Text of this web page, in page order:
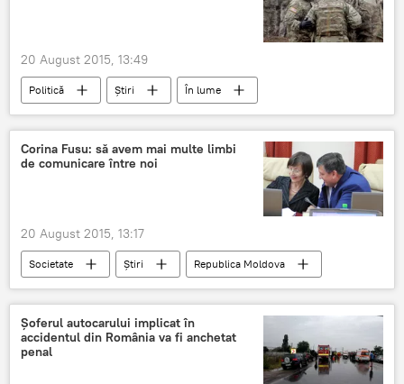
20 August 2015, 13:49
Politică Știri
În lume
Slovacia
baze NATO
summit
Bucureşti
garanţii securitate
Corina Fusu: să avem mai multe limbi
de comunicare între noi
20 August 2015, 13:17
Societate Știri
Republica Moldova
Chişinău
Corina Fusu
Tatiana Nagnibeda-Tverdohleb
Ministerul Educaţiei
Direcţia generală educaţie, tineret şi sport, Consiliul municipal Chişinău
Şoferul autocarului implicat în
accidentul din România va fi anchetat
penal